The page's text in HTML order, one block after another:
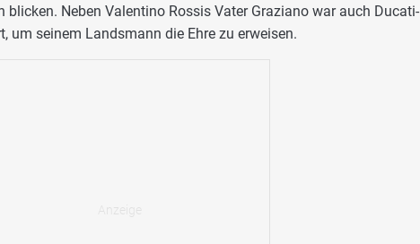
blicken. Neben Valentino Rossis Vater Graziano war auch Ducati-
um seinem Landsmann die Ehre zu erweisen.